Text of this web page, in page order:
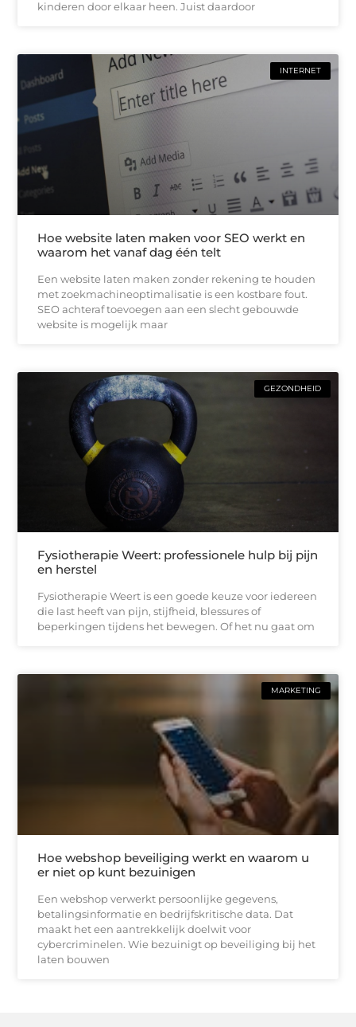
kinderen door elkaar heen. Juist daardoor
INTERNET
Hoe website laten maken voor SEO werkt en
waarom het vanaf dag één telt
Een website laten maken zonder rekening te houden
met zoekmachineoptimalisatie is een kostbare fout.
SEO achteraf toevoegen aan een slecht gebouwde
website is mogelijk maar
GEZONDHEID
Fysiotherapie Weert: professionele hulp bij pijn
en herstel
Fysiotherapie Weert is een goede keuze voor iedereen
die last heeft van pijn, stijfheid, blessures of
beperkingen tijdens het bewegen. Of het nu gaat om
MARKETING
Hoe webshop beveiliging werkt en waarom u
er niet op kunt bezuinigen
Een webshop verwerkt persoonlijke gegevens,
betalingsinformatie en bedrijfskritische data. Dat
maakt het een aantrekkelijk doelwit voor
cybercriminelen. Wie bezuinigt op beveiliging bij het
laten bouwen